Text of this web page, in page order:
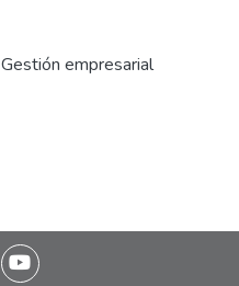
Gestión empresarial